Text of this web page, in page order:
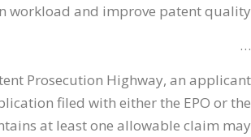
workload and improve patent quality
…
Prosecution Highway, an applicant
filed with either the EPO or the
at least one allowable claim may